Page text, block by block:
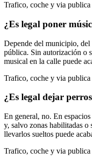
Trafico, coche y via publica
¿Es legal poner
Depende del municipio,
pública. Sin autorización o
musical en la calle puede
Trafico, coche y via publica
¿Es legal dejar
En general, no. En
y, salvo zonas habilitadas o
llevarlos sueltos puede
Trafico, coche y via publica